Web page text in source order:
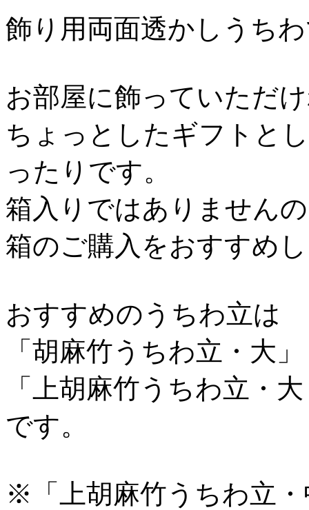
飾り用両面透かしうち
お部屋に飾っていただ
ちょっとしたギフトと
ったりです。
箱入りではありません
箱のご購入をおすすめ
おすすめのうちわ立は
「胡麻竹うちわ立・大
「上胡麻竹うちわ立・
です。
※「上胡麻竹うちわ立